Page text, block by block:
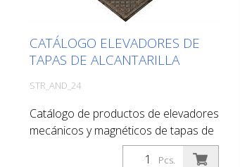
CATÁLOGO ELEVADORES DE
TAPAS DE ALCANTARILLA
STR_AND_24
Catálogo de productos de elevadores
mecánicos y magnéticos de tapas de
alcantarilla. Puede utilizar el catálogo
Pcs.